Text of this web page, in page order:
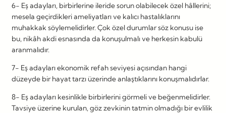
6- Eş adayları, birbirlerine ileride sorun olabilecek özel hâllerini;
mesela geçirdikleri ameliyatları ve kalıcı hastalıklarını
muhakkak söylemelidirler. Çok özel durumlar söz konusu ise
bu, nikâh akdi esnasında da konuşulmalı ve herkesin kabulü
aranmalıdır.
7- Eş adayları ekonomik refah seviyesi açısından hangi
düzeyde bir hayat tarzı üzerinde anlaştıklarını konuşmalıdırlar.
8- Eş adayları kesinlikle birbirlerini görmeli ve beğenmelidirler.
Tavsiye üzerine kurulan, göz zevkinin tatmin olmadığı bir evlilik